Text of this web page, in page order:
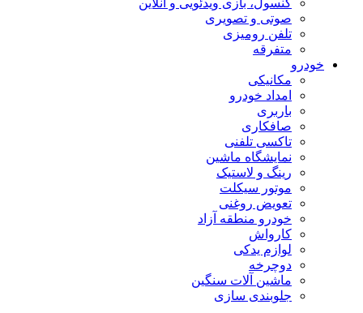
کنسول، بازی‌ ویدئویی و آنلاین
صوتی و تصویری
تلفن رومیزی
متفرقه
خودرو
مکانیکی
امداد خودرو
باربری
صافکاری
تاکسی تلفنی
نمایشگاه ماشین
رینگ و لاستیک
موتور سیکلت
تعویض روغنی
خودرو منطقه آزاد
کارواش
لوازم یدکی
دوچرخه
ماشین آلات سنگین
جلوبندی سازی